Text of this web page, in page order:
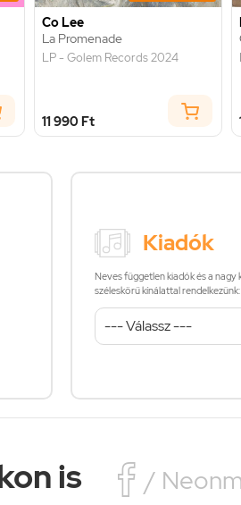
Co Lee
La Promenade
LP - Golem Records 2024
11 990 Ft
Kiadók
Neves független kiadók és a nagy
széleskörű kínálattal rendelkezünk:
is  /